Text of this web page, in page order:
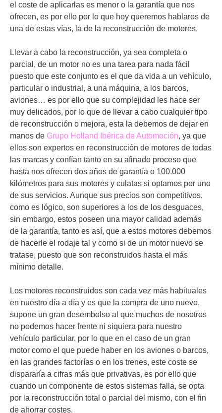
el coste de aplicarlas es menor o la garantía que nos
ofrecen, es por ello por lo que hoy queremos hablaros de
una de estas vías, la de la reconstrucción de motores.
Llevar a cabo la reconstrucción, ya sea completa o
parcial, de un motor no es una tarea para nada fácil
puesto que este conjunto es el que da vida a un vehículo,
particular o industrial, a una máquina, a los barcos,
aviones… es por ello que su complejidad les hace ser
muy delicados, por lo que de llevar a cabo cualquier tipo
de reconstrucción o mejora, esta la debemos de dejar en
manos de Grupo Holland Ibérica de Automoción, ya que
ellos son expertos en reconstrucción de motores de todas
las marcas y confían tanto en su afinado proceso que
hasta nos ofrecen dos años de garantía o 100.000
kilómetros para sus motores y culatas si optamos por uno
de sus servicios. Aunque sus precios son competitivos,
como es lógico, son superiores a los de los desguaces,
sin embargo, estos poseen una mayor calidad además
de la garantía, tanto es así, que a estos motores debemos
de hacerle el rodaje tal y como si de un motor nuevo se
tratase, puesto que son reconstruidos hasta el más
mínimo detalle.
Los motores reconstruidos son cada vez más habituales
en nuestro día a día y es que la compra de uno nuevo,
supone un gran desembolso al que muchos de nosotros
no podemos hacer frente ni siquiera para nuestro
vehículo particular, por lo que en el caso de un gran
motor como el que puede haber en los aviones o barcos,
en las grandes factorías o en los trenes, este coste se
dispararía a cifras más que privativas, es por ello que
cuando un componente de estos sistemas falla, se opta
por la reconstrucción total o parcial del mismo, con el fin
de ahorrar costes.